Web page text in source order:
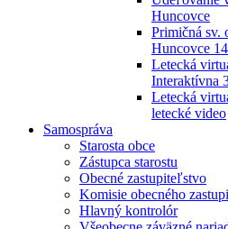
Huncovce
Primičná sv.
Huncovce
Letecká
Interaktívna
Letecká
letecké video
Samospráva
Starosta obce
Zástupca starostu
Obecné zastupiteľstvo
Komisie obecného
Hlavný kontrolór